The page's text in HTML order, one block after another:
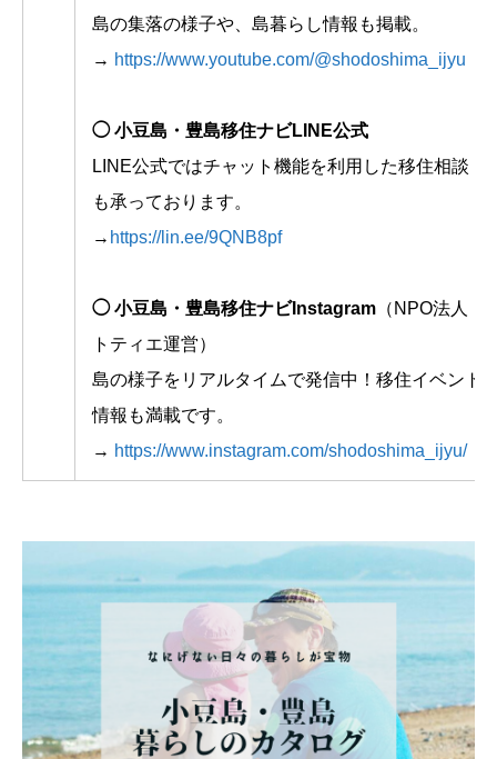
島の集落の様子や、島暮らし情報も掲載。
→ https://www.youtube.com/@shodoshima_ijyu
◯ 小豆島・豊島移住ナビLINE公式
LINE公式ではチャット機能を利用した移住相談
も承っております。
→ https://lin.ee/9QNB8pf
◯ 小豆島・豊島移住ナビInstagram （NPO法人
トティエ運営）
島の様子をリアルタイムで発信中！移住イベント
情報も満載です。
→ https://www.instagram.com/shodoshima_ijyu/